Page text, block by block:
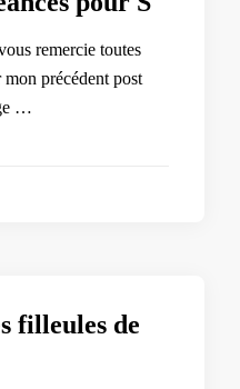
remercie toutes
précédent post
…
filleules de